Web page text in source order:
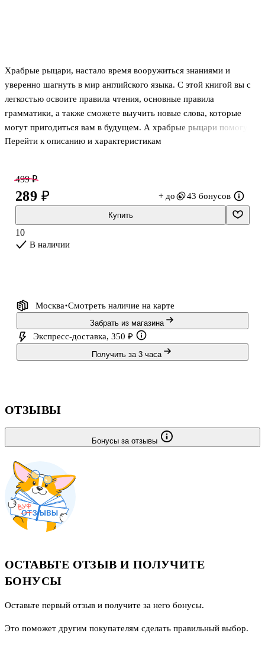
Храбрые рыцари, настало время вооружиться знаниями и
уверенно шагнуть в мир английского языка. С этой книгой вы с
легкостью освоите правила чтения, основные правила
грамматики, а также сможете выучить новые слова, которые
могут пригодиться вам в будущем. А храбрые рыцари помогут
преодолеть все препятствия, которые возникнут на вашем пути.
Перейти к описанию и характеристикам
499 ₽
289 ₽ + до 43 бонусов
Купить
10
В наличии
Москва Смотреть наличие на карте
Забрать из магазина
Экспресс-доставка, 350 ₽
Получить за 3 часа
ОТЗЫВЫ
Бонусы за отзывы
ОСТАВЬТЕ ОТЗЫВ И ПОЛУЧИТЕ
БОНУСЫ
Оставьте первый отзыв и получите за него бонусы.
Это поможет другим покупателям сделать правильный выбор.